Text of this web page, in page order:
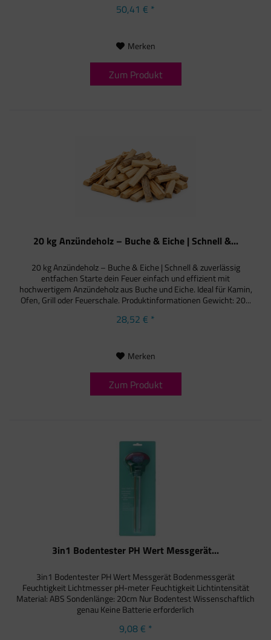
50,41 € *
Merken
Zum Produkt
20 kg Anzündeholz – Buche & Eiche | Schnell &...
20 kg Anzündeholz – Buche & Eiche | Schnell & zuverlässig
entfachen Starte dein Feuer einfach und effizient mit
hochwertigem Anzündeholz aus Buche und Eiche. Ideal für Kamin,
Ofen, Grill oder Feuerschale. Produktinformationen Gewicht: 20...
28,52 € *
Merken
Zum Produkt
3in1 Bodentester PH Wert Messgerät...
3in1 Bodentester PH Wert Messgerät Bodenmessgerät
Feuchtigkeit Lichtmesser pH-meter Feuchtigkeit Lichtintensität
Material: ABS Sondenlänge: 20cm Nur Bodentest Wissenschaftlich
genau Keine Batterie erforderlich
9,08 € *